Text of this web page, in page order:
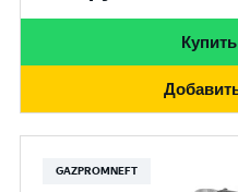
GAZPROMNEFT